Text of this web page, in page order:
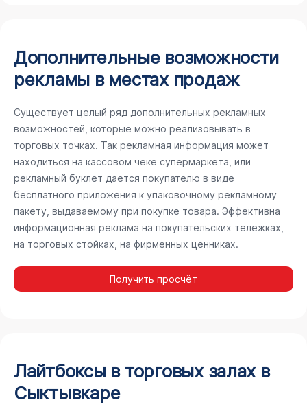
Дополнительные возможности
рекламы в местах продаж
Существует целый ряд дополнительных рекламных
возможностей, которые можно реализовывать в
торговых точках. Так рекламная информация может
находиться на кассовом чеке супермаркета, или
рекламный буклет дается покупателю в виде
бесплатного приложения к упаковочному рекламному
пакету, выдаваемому при покупке товара. Эффективна
информационная реклама на покупательских тележках,
на торговых стойках, на фирменных ценниках.
Получить просчёт
Лайтбоксы в торговых залах в
Сыктывкаре